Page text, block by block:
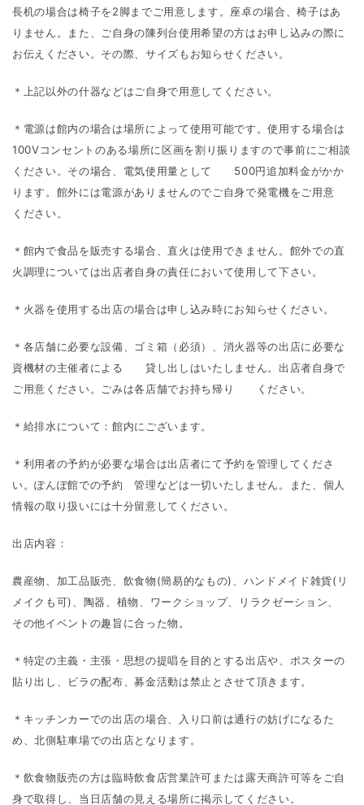
長机の場合は椅子を2脚までご用意します。座卓の場合、椅子はあ
りません。また、ご自身の陳列台使用希望の方はお申し込みの際に
お伝えください。その際、サイズもお知らせください。
＊上記以外の什器などはご自身で用意してください。
＊電源は館内の場合は場所によって使用可能です。使用する場合は
100Vコンセントのある場所に区画を割り振りますので事前にご相談
ください。その場合、電気使用量として 500円追加料金がかか
ります。館外には電源がありませんのでご自身で発電機をご用意
ください。
＊館内で食品を販売する場合、直火は使用できません。館外での直
火調理については出店者自身の責任において使用して下さい。
＊火器を使用する出店の場合は申し込み時にお知らせください。
＊各店舗に必要な設備、ゴミ箱（必須）、消火器等の出店に必要な
資機材の主催者による 貸し出しはいたしません。出店者自身で
ご用意ください。ごみは各店舗でお持ち帰り ください。
＊給排水について：館内にございます。
＊利用者の予約が必要な場合は出店者にて予約を管理してくださ
い。ぽんぽ館での予約 管理などは一切いたしません。また、個人
情報の取り扱いには十分留意してください。
出店内容：
農産物、加工品販売、飲食物(簡易的なもの)、ハンドメイド雑貨(リ
メイクも可)、陶器、植物、ワークショップ、リラクゼーション、
その他イベントの趣旨に合った物。
＊特定の主義・主張・思想の提唱を目的とする出店や、ポスターの
貼り出し、ビラの配布、募金活動は禁止とさせて頂きます。
＊キッチンカーでの出店の場合、入り口前は通行の妨げになるた
め、北側駐車場での出店となります。
＊飲食物販売の方は臨時飲食店営業許可または露天商許可等をご自
身で取得し、当日店舗の見える場所に掲示してください。